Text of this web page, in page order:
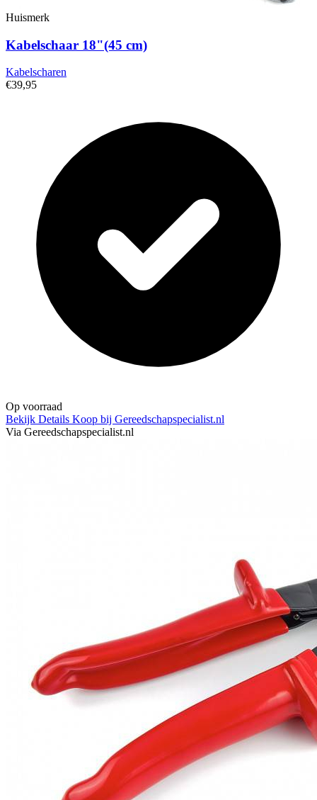
Huismerk
Kabelschaar 18"(45 cm)
Kabelscharen
€39,95
Op voorraad
Bekijk Details Koop bij Gereedschapspecialist.nl
Via Gereedschapspecialist.nl